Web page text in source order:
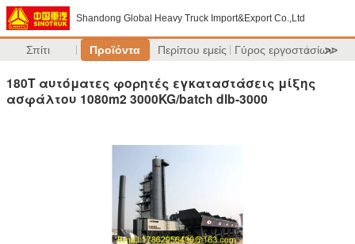
Shandong Global Heavy Truck Import&Export Co.,Ltd
Σπίτι Προϊόντα Περίπου εμείς Γύρος εργοστασίων
>>
180T αυτόματες φορητές εγκαταστάσεις μίξης
ασφάλτου 1080m2 3000KG/batch dlb-3000